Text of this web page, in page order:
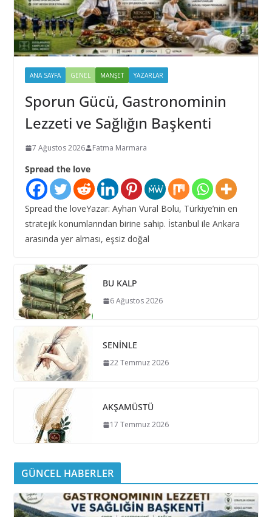
ANA SAYFA GENEL MANŞET YAZARLAR
Sporun Gücü, Gastronominin
Lezzeti ve Sağlığın Başkenti
7 Ağustos 2026 Fatma Marmara
Spread the love
Spread the loveYazar: Ayhan Vural Bolu, Türkiye’nin en
stratejik konumlarından birine sahip. İstanbul ile Ankara
arasında yer alması, eşsiz doğal
BU KALP
6 Ağustos 2026
SENİNLE
22 Temmuz 2026
AKŞAMÜSTÜ
17 Temmuz 2026
GÜNCEL HABERLER